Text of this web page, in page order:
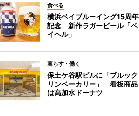
食べる
横浜ベイブルーイング15周年
記念 新作ラガービール「ベ
イヘル」
暮らす・働く
保土ケ谷駅ビルに「ブルック
リンベーカリー」 看板商品
は高加水ドーナツ